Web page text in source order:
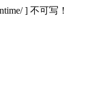
] 不可写！